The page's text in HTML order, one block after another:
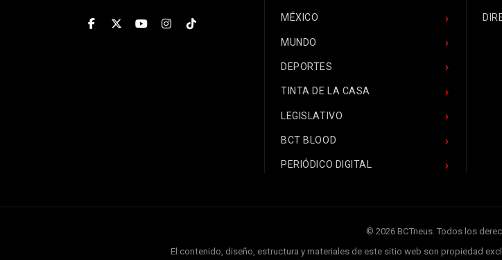
MÉXICO
MUNDO
DEPORTES
TINTA DE LA CASA
LEGISLATIVO
BCT BLOOD
PERIÓDICO DIGITAL
© 2026 BCTneus. Todos los
El contenido, diseño, estructura y materiales de este sitio web son propiedad